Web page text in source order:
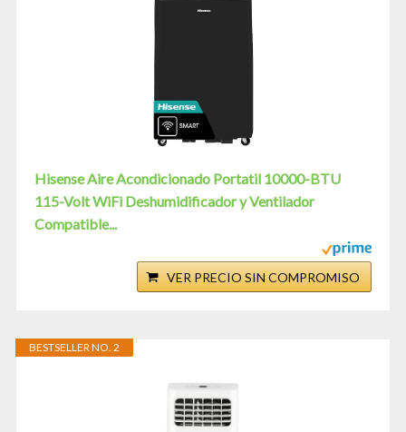
Hisense Aire Acondicionado Portatil 10000-BTU
115-Volt WiFi Deshumidificador y Ventilador
Compatible...
VER PRECIO SIN COMPROMISO
BESTSELLER NO. 2